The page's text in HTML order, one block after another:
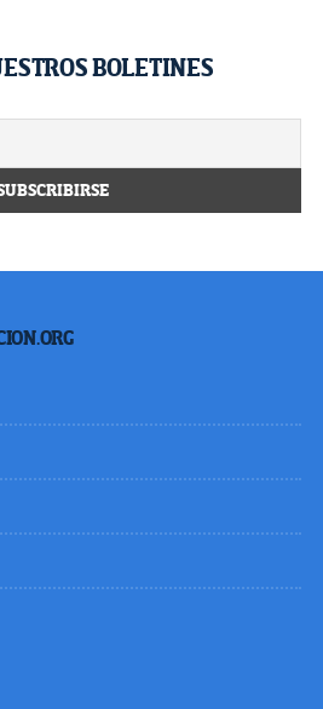
BOLETINES